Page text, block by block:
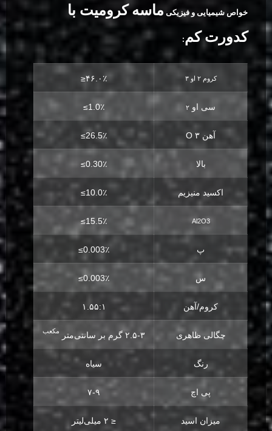
خواص شیمیایی و فیزیکی ماسه کرومیت با
کدورت کم:
کروم ۲ او ۳ ≥۴۶.۰٪
سی او ۲ ≤1.0٪
آهن ۳ O ≤26.5٪
بالا ≤0.30٪
اکسید منیزیم ≤10.0٪
Al2O3 ≤15.5٪
پ ≤0.003٪
س ≤0.003٪
کروم/آهن ۱.۵۵:۱
چگالی ظاهری ۲.۵-۳ گرم بر سانتی‌متر مکعب
رنگ سیاه
پی اچ ۷-۹
میزان اسید ≤ ۲ میلی‌لیتر